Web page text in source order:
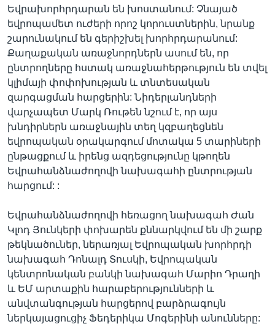
Եվրախորհրդարան են խոստանում: Չնայած
եվրոպամետ ուժերի որոշ կորուստներին, նրանք
շարունակում են գերիշխել խորհրդարանում:
Քաղաքական առաջնորդներն ասում են, որ
ընտրողները հստակ առաջնահերթություն են տվել
կլիմայի փոփոխության և տնտեսական
զարգացման հարցերին: Նիդերլանդների
վարչապետ Մարկ Ռութեն նշում է, որ այս
խնդիրներն առաջնային տեղ կզբաղեցնեն
եվրոպական օրակարգում մոտակա 5 տարիների
ընթացքում և իրենց ազդեցությունը կթողեն
Եվրահանձնաժողովի նախագահի ընտրության
հարցում: :
Եվրահանձնաժողովի հեռացող նախագահ Ժան
Կլոդ Յունկերի փոխարեն քննարկվում են մի շարք
թեկնածուներ, ներառյալ Եվրոպական խորհրդի
նախագահ Դոնալդ Տուսկի, Եվրոպական
կենտրոնական բանկի նախագահ Մարիո Դրաղի
և ԵՄ արտաքին հարաբերությունների և
անվտանգության հարցերով բարձրագույն
ներկայացուցիչ Ֆեդերիկա Մոգերինի անունները: